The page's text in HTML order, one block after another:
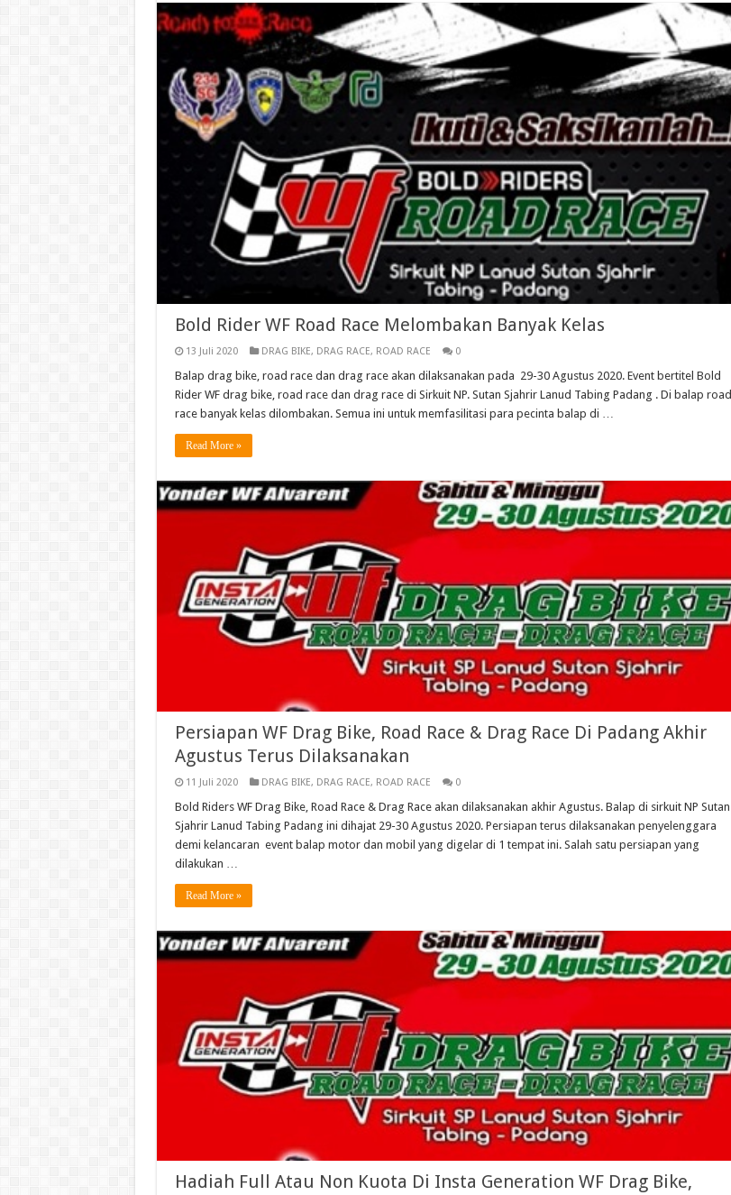
Bold Rider WF Road Race Melombakan Banyak Kelas
13 Juli 2020 DRAG BIKE, DRAG RACE, ROAD RACE 0
Balap drag bike, road race dan drag race akan dilaksanakan pada 29-30 Agustus 2020. Event bertitel Bold
Rider WF drag bike, road race dan drag race di Sirkuit NP. Sutan Sjahrir Lanud Tabing Padang . Di balap road
race banyak kelas dilombakan. Semua ini untuk memfasilitasi para pecinta balap di …
Read More »
Persiapan WF Drag Bike, Road Race & Drag Race Di Padang Akhir
Agustus Terus Dilaksanakan
11 Juli 2020 DRAG BIKE, DRAG RACE, ROAD RACE 0
Bold Riders WF Drag Bike, Road Race & Drag Race akan dilaksanakan akhir Agustus. Balap di sirkuit NP Sutan
Sjahrir Lanud Tabing Padang ini dihajat 29-30 Agustus 2020. Persiapan terus dilaksanakan penyelenggara
demi kelancaran event balap motor dan mobil yang digelar di 1 tempat ini. Salah satu persiapan yang
dilakukan …
Read More »
Hadiah Full Atau Non Kuota Di Insta Generation WF Drag Bike,